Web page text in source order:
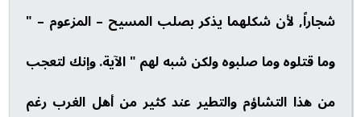
شجاراً, لأن شكلهما يذكر بصلب المسيح – المزعوم – "
وما قتلوه وما صلبوه ولكن شبه لهم " الآية. وإنك لتعجب
من هذا التشاؤم والتطير عند كثير من أهل الغرب رغم